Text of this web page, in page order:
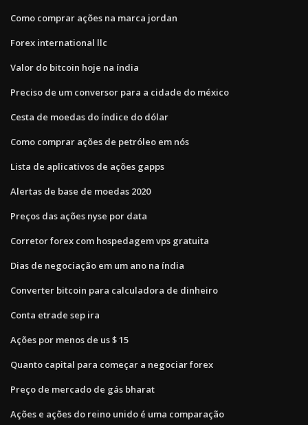
Como comprar ações na marca jordan
Forex international llc
Valor do bitcoin hoje na índia
Preciso de um conversor para a cidade do méxico
Cesta de moedas do índice do dólar
Como comprar ações de petróleo em nós
Lista de aplicativos de ações gapps
Alertas de base de moedas 2020
Preços das ações nyse por data
Corretor forex com hospedagem vps gratuita
Dias de negociação em um ano na índia
Converter bitcoin para calculadora de dinheiro
Conta etrade sep ira
Ações por menos de us $ 15
Quanto capital para começar a negociar forex
Preço de mercado de gás bharat
Ações e ações do reino unido é uma comparação